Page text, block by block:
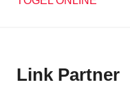
Link Partner